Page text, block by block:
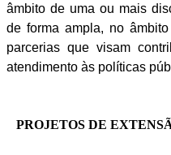
âmbito de uma ou mais
de forma ampla, no
parcerias que visam
atendimento às políticas
PROJETOS DE